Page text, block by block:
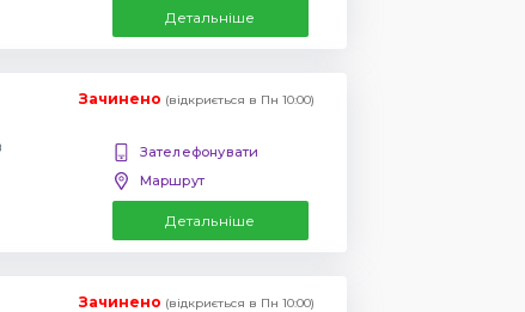
Детальніше
Зачинено (відкриється в Пн 10:00)
Зателефонувати
Маршрут
Детальніше
Зачинено (відкриється в Пн 10:00)